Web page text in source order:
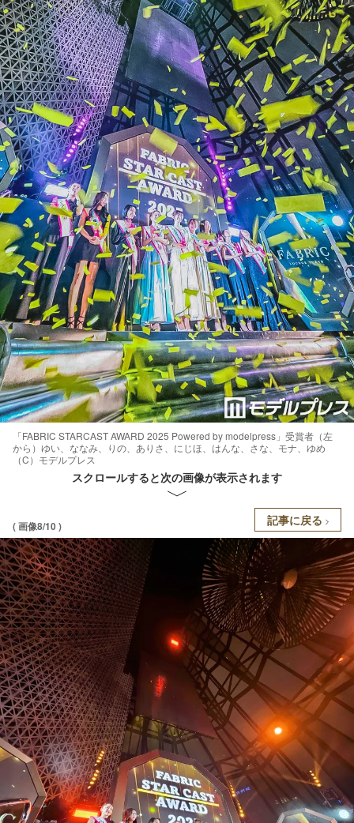
「FABRIC STARCAST AWARD 2025 Powered by modelpress」受賞者（左
から）ゆい、ななみ、りの、ありさ、にじほ、はんな、さな、モナ、ゆめ
（C）モデルプレス
スクロールすると次の画像が表示されます
( 画像8/10 ) 記事に戻る